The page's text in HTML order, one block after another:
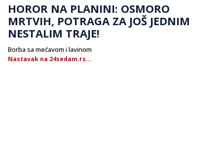
HOROR NA PLANINI: OSMORO
MRTVIH, POTRAGA ZA JOŠ JEDNIM
NESTALIM TRAJE!
Borba sa mećavom i lavinom
Nastavak na 24sedam.rs...